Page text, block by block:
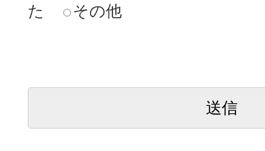
た
その他